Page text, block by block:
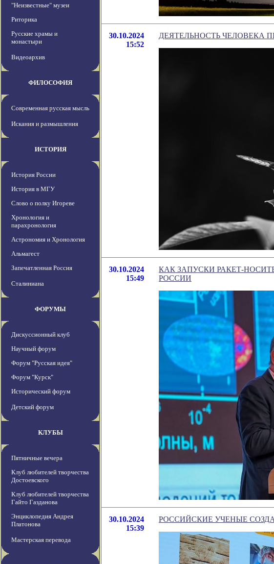
"Неизвестные" музеи
Риторика
Русские храмы и
монастыри
Видеоархив
ФИЛОСОФИЯ
Современная русская мысль
Искания и размышления
ИСТОРИЯ
История России
История в МГУ
Слово о полку Игореве
Хронология и
парахронология
Астрономия и Хронология
Альмагест
Запечатленная Россия
Сталиниана
ФОРУМЫ
Дискуссионный клуб
Научный форум
Форум "Русская идея"
Форум "Курск"
Исторический форум
Детский форум
КЛУБЫ
Пятничные вечера
Клуб любителей творчества
Достоевского
Клуб любителей творчества
Гайто Газданова
Энциклопедия Андрея
Платонова
Мастерская перевода
30.10.2024
15:52
ДЕЯТЕЛЬНОСТЬ ЧЕЛОВЕКА
30.10.2024
15:49
КАК ЗАПУСКИ РАКЕТ-
РОССИИ
30.10.2024
15:39
РОССИЙСКИЕ УЧЕНЫЕ